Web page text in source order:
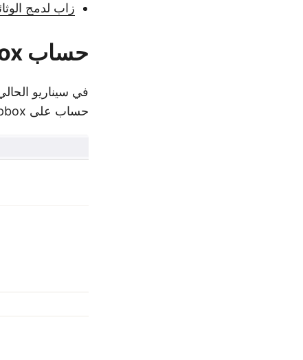
زاب لدمج
حساب Dropbox
حساب على Dropbox. أكمل عملية التسجيل وأنشئ مجلدًا باسم Documents تحت All files.